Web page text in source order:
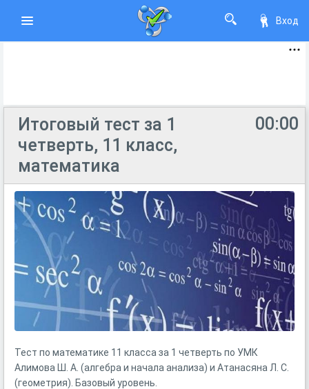
Вход
00:00
Итоговый тест за 1
четверть, 11 класс,
математика
Тест по математике 11 класса за 1 четверть по УМК
Алимова Ш. А. (алгебра и начала анализа) и Атанасяна Л. С.
(геометрия). Базовый уровень.